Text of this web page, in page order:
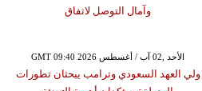
وآمال التوصل لاتفاق
GMT 09:40 2026 الأحد ,02 آب / أغسطس
ولي العهد السعودي وترامب يبحثان تطورات